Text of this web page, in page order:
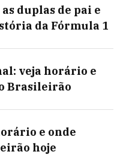
duplas de pai e
da Fórmula 1
veja horário e
Brasileirão
e onde
hoje